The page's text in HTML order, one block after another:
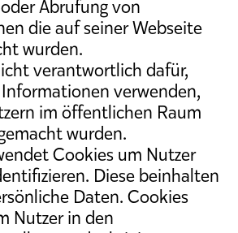
Abrufung von
die auf seiner Webseite
wurden.
verantwortlich dafür,
verwenden,
im öffentlichen Raum
wurden.
Cookies um Nutzer
Diese beinhalten
Daten. Cookies
Nutzer in den